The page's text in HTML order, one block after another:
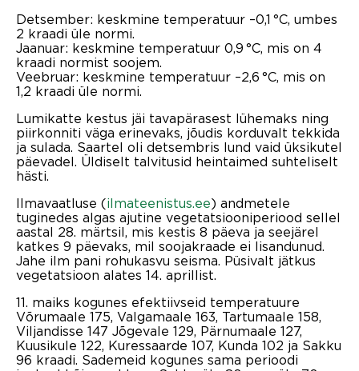
Detsember: keskmine temperatuur –0,1 °C, umbes
2 kraadi üle normi.
Jaanuar: keskmine temperatuur 0,9 °C, mis on 4
kraadi normist soojem.
Veebruar: keskmine temperatuur –2,6 °C, mis on
1,2 kraadi üle normi.
Lumikatte kestus jäi tavapärasest lühemaks ning
piirkonniti väga erinevaks, jõudis korduvalt tekkida
ja sulada. Saartel oli detsembris lund vaid üksikutel
päevadel. Üldiselt talvitusid heintaimed suhteliselt
hästi.
Ilmavaatluse (ilmateenistus.ee) andmetele
tuginedes algas ajutine vegetatsiooniperiood sellel
aastal 28. märtsil, mis kestis 8 päeva ja seejärel
katkes 9 päevaks, mil soojakraade ei lisandunud.
Jahe ilm pani rohukasvu seisma. Püsivalt jätkus
vegetatsioon alates 14. aprillist.
11. maiks kogunes efektiivseid temperatuure
Võrumaale 175, Valgamaale 163, Tartumaale 158,
Viljandisse 147 Jõgevale 129, Pärnumaale 127,
Kuusikule 122, Kuressaarde 107, Kunda 102 ja Sakku
96 kraadi. Sademeid kogunes sama perioodi